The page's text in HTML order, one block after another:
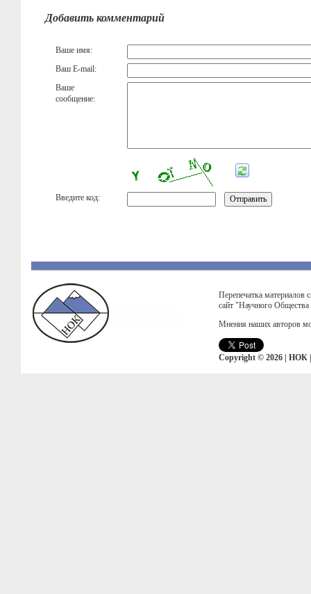
Добавить комментарий
Ваше имя:
Ваш E-mail:
Ваше
сообщение:
Введите код:
Перепечатка материалов
сайт "Научного
Мнения наших авторов
Copyright © 2026 | НОК